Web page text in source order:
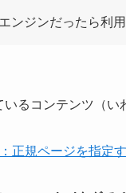
ンジンだったら利
るコンテンツ（
正規ページを指定